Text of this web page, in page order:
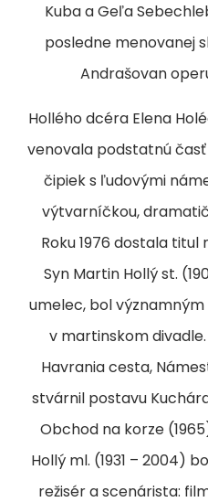
Kuba a Geľa
posledne menovanej
Andrašovan
Hollého dcéra Elena
venovala podstatnú
čipiek s ľudovými
výtvarníčkou,
Roku 1976 dostala
Syn Martin Hollý st.
umelec, bol
v martinskom
Havrania cesta,
stvárnil postavu
Obchod na korze
Hollý ml. (1931 – 2004)
režisér a scenárista: